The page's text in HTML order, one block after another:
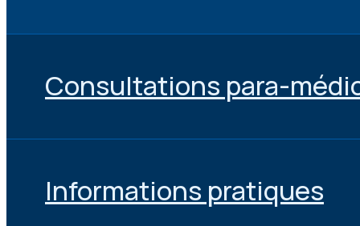
Consultations para-
Informations pratiques